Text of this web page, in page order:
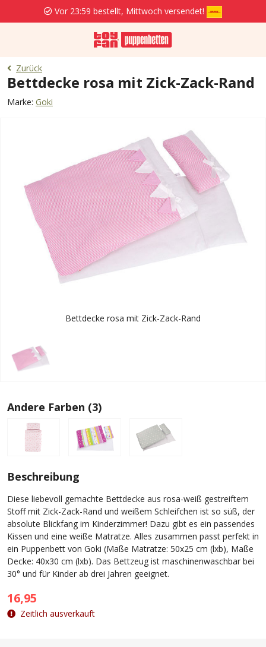
Vor 23:59 bestellt, Mittwoch versendet!
Zurück
Bettdecke rosa mit Zick-Zack-Rand
Marke: Goki
Bettdecke rosa mit Zick-Zack-Rand
Andere Farben (3)
Beschreibung
Diese liebevoll gemachte Bettdecke aus rosa-weiß gestreiftem
Stoff mit Zick-Zack-Rand und weißem Schleifchen ist so süß, der
absolute Blickfang im Kinderzimmer! Dazu gibt es ein passendes
Kissen und eine weiße Matratze. Alles zusammen passt perfekt in
ein Puppenbett von Goki (Maße Matratze: 50x25 cm (lxb), Maße
Decke: 40x30 cm (lxb). Das Bettzeug ist maschinenwaschbar bei
30° und für Kinder ab drei Jahren geeignet.
16,95
Zeitlich ausverkauft